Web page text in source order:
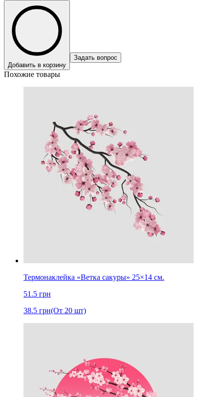
Добавить в корзину
Задать вопрос
Похожие товары
Термонаклейка «Ветка сакуры» 25×14 см.
51.5 грн
38.5 грн(От 20 шт)